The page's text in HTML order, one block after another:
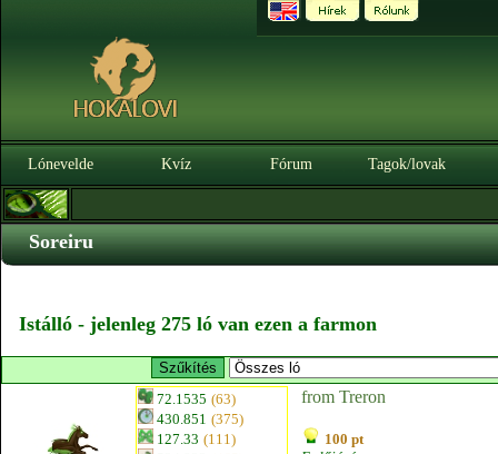
Lónevelde Kvíz Fórum Tagok/lovak
Soreiru
Istálló - jelenleg 275 ló van ezen a farmon
72.1535 (63)
430.851 (375)
127.33 (111)
from Treron
100 pt